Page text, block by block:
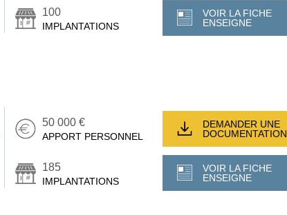
100
IMPLANTATIONS
VOIR LA FICHE
ENSEIGNE
50 000 €
APPORT PERSONNEL
185
IMPLANTATIONS
DEMANDER UNE
DOCUMENTATION
VOIR LA FICHE
ENSEIGNE